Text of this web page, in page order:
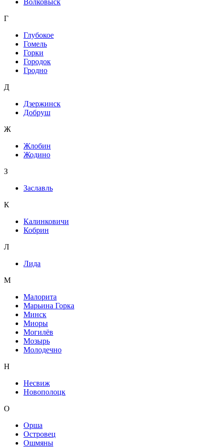
Волковыск
Г
Глубокое
Гомель
Горки
Городок
Гродно
Д
Дзержинск
Добруш
Ж
Жлобин
Жодино
З
Заславль
К
Калинковичи
Кобрин
Л
Лида
М
Малорита
Марьина Горка
Минск
Миоры
Могилёв
Мозырь
Молодечно
Н
Несвиж
Новополоцк
О
Орша
Островец
Ошмяны